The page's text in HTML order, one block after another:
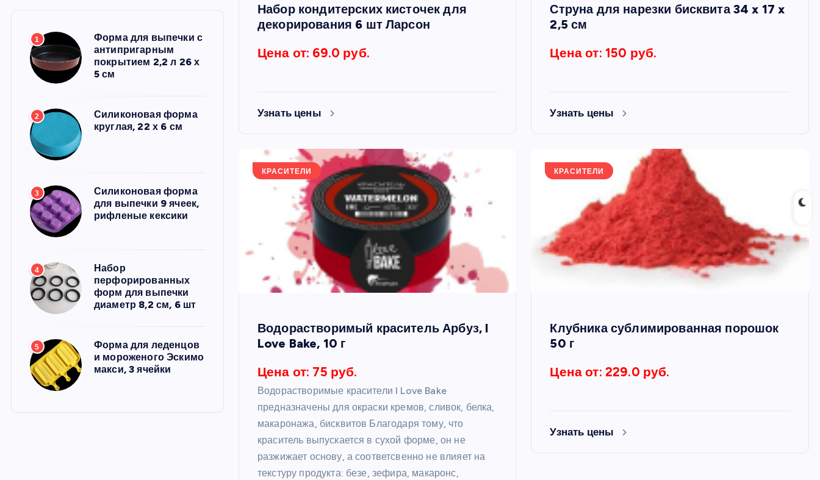
1
Форма для выпечки с
антипригарным
покрытием 2,2 л 26 х
5 см
2
Силиконовая форма
круглая, 22 х 6 см
3
Силиконовая форма
для выпечки 9 ячеек,
рифленые кексики
4
Набор
перфорированных
форм для выпечки
диаметр 8,2 см, 6 шт
5
Форма для леденцов
и мороженого Эскимо
макси, 3 ячейки
Набор кондитерских кисточек для
декорирования 6 шт Ларсон
Цена от: 69.0 руб.
Узнать цены
Струна для нарезки бисквита 34 x 17 x
2,5 см
Цена от: 150 руб.
Узнать цены
КРАСИТЕЛИ
Водорастворимый краситель Арбуз, I
Love Bake, 10 г
Цена от: 75 руб.
Водорастворимые красители I Love Bake
предназначены для окраски кремов, сливок, белка,
макаронажа, бисквитов Благодаря тому, что
краситель выпускается в сухой форме, он не
разжижает основу, а соответсвенно не влияет на
текстуру продукта: безе, зефира, макаронс,
КРАСИТЕЛИ
Клубника сублимированная порошок
50 г
Цена от: 229.0 руб.
Узнать цены